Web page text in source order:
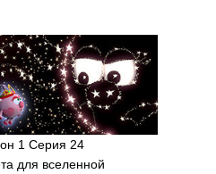
1 Серия 24
для вселенной